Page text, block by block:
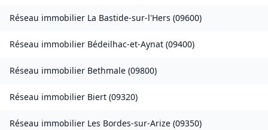
Réseau immobilier La Bastide-sur-l'Hers (09600)
Réseau immobilier Bédeilhac-et-Aynat (09400)
Réseau immobilier Bethmale (09800)
Réseau immobilier Biert (09320)
Réseau immobilier Les Bordes-sur-Arize (09350)